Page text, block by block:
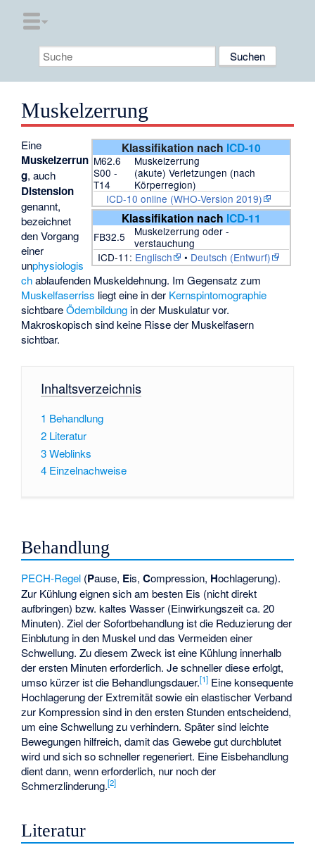
Muskelzerrung
Klassifikation nach ICD-10
M62.6
Muskelzerrung
S00 -
T14
(akute) Verletzungen (nach
Körperregion)
ICD-10 online (WHO-Version 2019)
Klassifikation nach ICD-11
FB32.5
Muskelzerrung oder -
verstauchung
ICD-11: Englisch • Deutsch (Entwurf)
Eine
Muskelzerrun
g, auch
Distension
genannt,
bezeichnet
den Vorgang
einer
unphysiologis
chablaufenden Muskeldehnung. Im Gegensatz zum
Muskelfaserriss liegt eine in der Kernspintomographie
sichtbareÖdembildung in der Muskulatur vor.
Makroskopisch sind keine Risse der Muskelfasern
sichtbar.
Inhaltsverzeichnis
1 Behandlung
2 Literatur
3Weblinks
4 Einzelnachweise
Behandlung
PECH-Regel (Pause, Eis,Compression, Hochlagerung).
Zur Kühlung eignen sich am besten Eis (nicht direkt
aufbringen) bzw. kaltes Wasser (Einwirkungszeit ca. 20
Minuten). Ziel der Sofortbehandlung ist die Reduzierung der
Einblutung in den Muskel und das Vermeiden einer
Schwellung. Zu diesem Zweck ist eine Kühlung innerhalb
der ersten Minuten erforderlich. Je schneller diese erfolgt,
umso kürzer ist die Behandlungsdauer.[1] Eine konsequente
Hochlagerung der Extremität sowie ein elastischer Verband
zur Kompression sind in den ersten Stunden entscheidend,
um eine Schwellung zu verhindern. Später sind leichte
Bewegungen hilfreich, damit das Gewebe gut durchblutet
wird und sich so schneller regeneriert. Eine Eisbehandlung
dient dann, wenn erforderlich, nur noch der
Schmerzlinderung.[2]
Literatur